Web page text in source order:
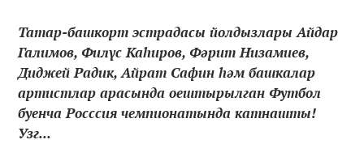
Татар-башкорт эстрадасы йолдызлары Айдар
Галимов, Филүс Каһиров, Фәрит Низамиев,
Диджей Радик, Айрат Сафин һәм башкалар
артистлар арасында оештырылган Футбол
буенча Росссия чемпионатында катнашты!
Узг...